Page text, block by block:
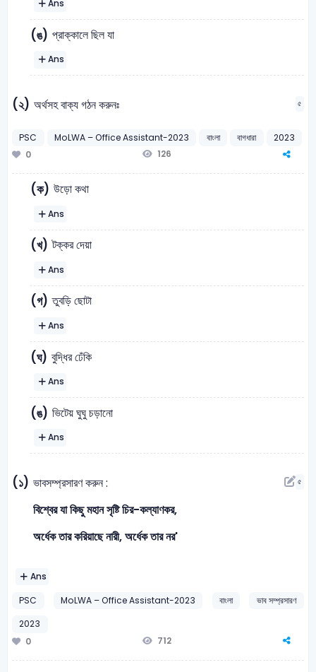
Ans
(ঙ) প্রাক্কালে ছিল যা
Ans
(২) অর্থসহ বাক্য গঠন করুনঃ ৫
PSC MoLWA – Office Assistant-2023 বাংলা বাগধারা
2023
0
126
(ক) উড়ো কথা
Ans
(খ) টক্কর দেয়া
Ans
(গ) তুবড়ি ছোটা
Ans
(ঘ) বুদ্ধির ঢেঁকি
Ans
(ঙ) ভিটেয় ঘুঘু চড়ানো
Ans
(১) ভাবসম্প্রসারণ করুন :
বিশ্বের যা কিছু মহান সৃষ্টি চির-কল্যাণকর,
অর্ধেক তার করিয়াছে নারী, অর্ধেক তার নর'
৫
Ans
PSC
MoLWA – Office Assistant-2023 বাংলা
ভাব সম্প্রসারণ
2023
0
712